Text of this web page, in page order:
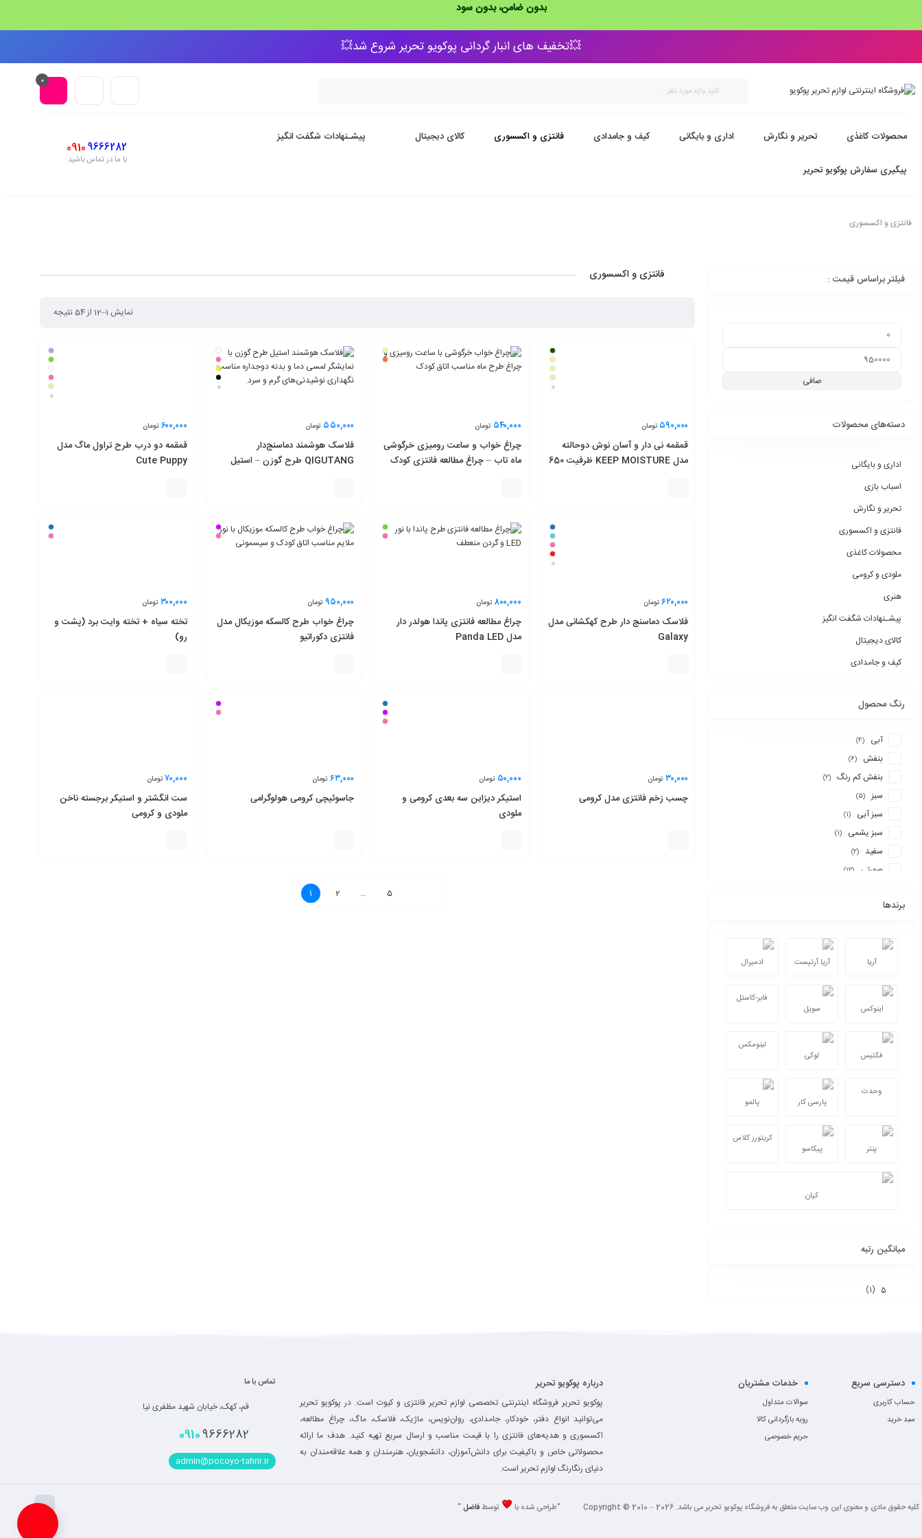
بدون ضامن، بدون سود
💥تخفیف های انبار گردانی پوکویو تحریر شروع شد💥
0
محصولات کاغذی تحریر و نگارش اداری و بایگانی کیف و جامدادی فانتزی و اکسسوری کالای دیجیتال پیشـنهادات شگفت انگیز
پیگیری سفارش پوکویو تحریر
9666282
0910
با ما در تماس باشید
فانتزی و اکسسوری
فیلتر براساس قیمت :
صافی
دسته‌های محصولات
اداری و بایگانی
اسباب بازی
تحریر و نگارش
فانتزی و اکسسوری
محصولات کاغذی
ملودی و کرومی
هنری
پیشـنهادات شگفت انگیز
کالای دیجیتال
کیف و جامدادی
رنگ محصول
آبی (4)
بنفش (6)
بنفش کم رنگ (2)
سبز (5)
سبز آبی (1)
سبز یشمی (1)
سفید (2)
صورتی (12)
مغز پسته ای
نسکافه ای
برندها
آریا آریا آرتیست ادمیرال
اینوکس سویل
فابر-کاستل
فکتیس لوکی
لینومکس
وحدت
پارسی کار
پالمو
پنتر پیکاسو
کریتورز کلاس
کیان
میانگین رتبه
5
(1)
فانتزی و اکسسوری
نمایش 1–12 از 54 نتیجه
+
۵۹۰,۰۰۰ تومان
قمقمه نی دار و آسان نوش دوحالته
مدل KEEP MOISTURE ظرفیت 650
۵۴۰,۰۰۰ تومان
چراغ خواب و ساعت رومیزی خرگوشی
ماه تاب – چراغ مطالعه فانتزی کودک
+
۵۵۰,۰۰۰ تومان
فلاسک هوشمند دماسنج‌دار
QIGUTANG طرح گوزن – استیل
+
۶۰۰,۰۰۰ تومان
قمقمه دو درب طرح تراول ماگ مدل
Cute Puppy
+
۶۲۰,۰۰۰ تومان
فلاسک دماسنج دار طرح کهکشانی مدل
Galaxy
۸۰۰,۰۰۰ تومان
چراغ مطالعه فانتزی پاندا هولدر دار
مدل Panda LED
۹۵۰,۰۰۰ تومان
چراغ خواب طرح کالسکه موزیکال مدل
فانتزی دکوراتیو
۳۰۰,۰۰۰ تومان
تخته سیاه + تخته وایت برد (پشت و
رو)
۳۰,۰۰۰ تومان
چسب زخم فانتزی مدل کرومی
۵۰,۰۰۰ تومان
استیکر دیزاین سه بعدی کرومی و
ملودی
۶۳,۰۰۰ تومان
جاسوئیچی کرومی هولوگرامی
۷۰,۰۰۰ تومان
ست انگشتر و استیکر برجسته ناخن
ملودی و کرومی
1 2 … 5
دسترسی سریع
حساب کاربری
سبد خرید
خدمات مشتریان
سوالات متداول
رویه بازگردانی کالا
حریم خصوصی
درباره پوکویو تحریر
پوکویو تحریر فروشگاه اینترنتی تخصصی لوازم تحریر فانتزی و کیوت است. در پوکویو تحریر
می‌توانید انواع دفتر، خودکار، جامدادی، روان‌نویس، ماژیک، فلاسک، ماگ، چراغ مطالعه،
اکسسوری و هدیه‌های فانتزی را با قیمت مناسب و ارسال سریع تهیه کنید. هدف ما ارائه
محصولاتی خاص و باکیفیت برای دانش‌آموزان، دانشجویان، هنرمندان و همه علاقه‌مندان به
دنیای رنگارنگ لوازم تحریر است.
تماس با ما
قم، کهک، خیابان شهید مظفری نیا
09109666282
admin@pocoyo-tahrir.ir
کلیه حقوق مادی و معنوی این وب سایت متعلق به فروشگاه پوکویو تحریر می باشد. Copyright © 2010 – 2026 “طراحی شده با توسطفاضل“